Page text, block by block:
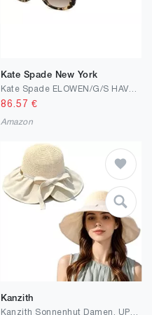
Kate Spade New York
Kate Spade ELOWEN/G/S HAVANA PATTERN BROWN 55/17/140 Damenbrillen Sonnenbrillen
86.57 €
Amazon
Kanzith